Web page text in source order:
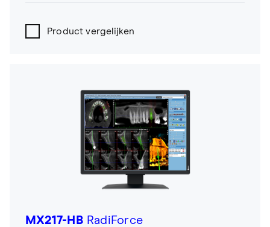
Product vergelijken
MX217-HBRadiForce